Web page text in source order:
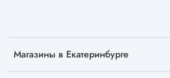
Магазины в Екатеринбурге